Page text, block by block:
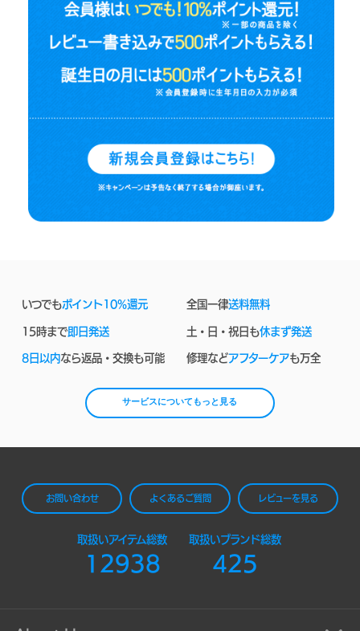
いつでもポイント10%還元 全国一律送料無料
15時まで即日発送 土・日・祝日も休まず発送
8日以内なら返品・交換も可能 修理などアフターケアも万全
サービスについてもっと見る
お問い合わせ よくあるご質問 レビューを見る
取扱いアイテム総数
12938
取扱いブランド総数
425